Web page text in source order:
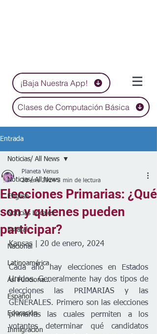
¡Baja Nuestra App!
Clases de Computación Básica
Entrada
Noticias/ All News
English
Noticias Locales
Estatal
Nacional
Latinoamérica
Así Funciona...
Español
Educación
Inmigración
Noticias/ All News
Elecciones Primarias: ¿Qué
son y quienes pueden
participar?
Planeta Venus
20 ene 2024 3 min de lectura
Kansas | 20 de enero, 2024
Cada año hay elecciones en Estados
Unidos. Generalmente hay dos tipos de
elecciones las PRIMARIAS y las
GENERALES. Primero son las elecciones
primarias las cuales permiten a los
votantes determinar qué candidatos